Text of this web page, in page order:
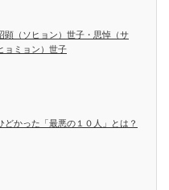
顕（ソヒョン）世子・思悼（サ
ョミョン）世子
どかった「最悪の１０人」とは？